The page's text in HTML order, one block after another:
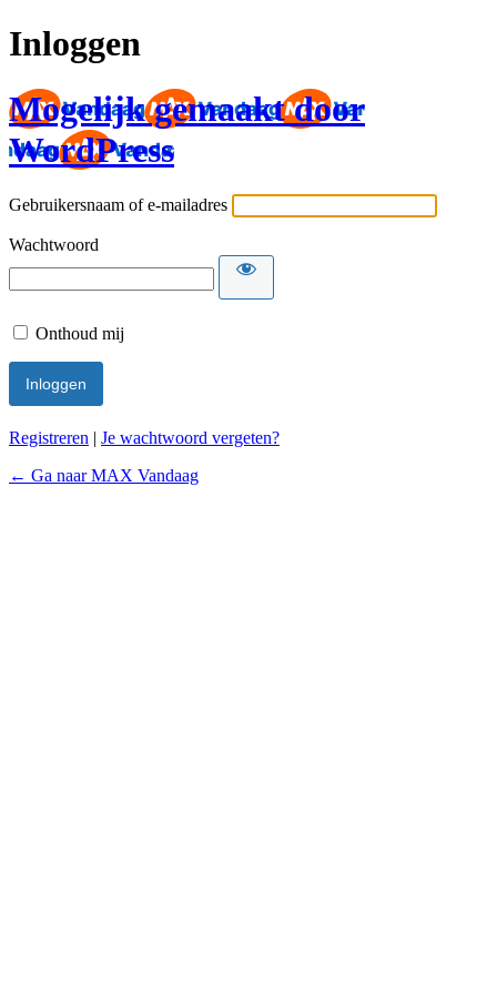
Inloggen
Mogelijk gemaakt door
WordPress
Gebruikersnaam of e-mailadres
Wachtwoord
Onthoud mij
Registreren | Je wachtwoord vergeten?
← Ga naar MAX Vandaag